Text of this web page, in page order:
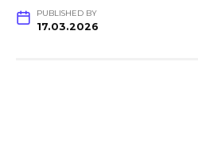
PUBLISHED BY
17.03.2026